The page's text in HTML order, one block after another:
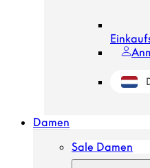
Damen
Sale Damen